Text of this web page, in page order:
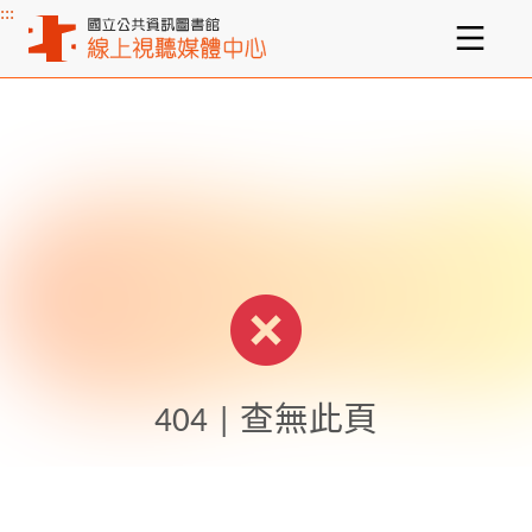
主要內容區塊
:::
404 | 查無此頁